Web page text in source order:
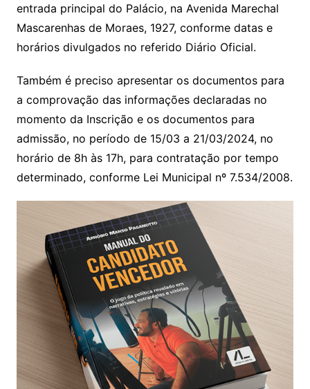
entrada principal do Palácio, na Avenida Marechal
Mascarenhas de Moraes, 1927, conforme datas e
horários divulgados no referido Diário Oficial.
Também é preciso apresentar os documentos para
a comprovação das informações declaradas no
momento da Inscrição e os documentos para
admissão, no período de 15/03 a 21/03/2024, no
horário de 8h às 17h, para contratação por tempo
determinado, conforme Lei Municipal nº 7.534/2008.